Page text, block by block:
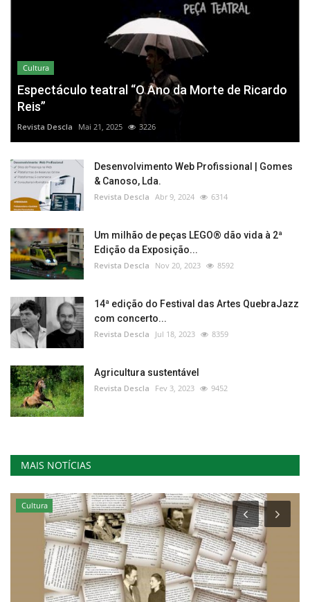
Cultura
Espectáculo teatral “O Ano da Morte de Ricardo
Reis”
Revista Descla Mai 21, 2025 3226
Desenvolvimento Web Profissional | Gomes
& Canoso, Lda.
Revista Descla Abr 9, 2024 6314
Um milhão de peças LEGO® dão vida à 2ª
Edição da Exposição...
Revista Descla Nov 20, 2023 8592
14ª edição do Festival das Artes QuebraJazz
com concerto...
Revista Descla Jul 18, 2023 8359
Agricultura sustentável
Revista Descla Fev 3, 2023 9452
MAIS NOTÍCIAS
Cultura